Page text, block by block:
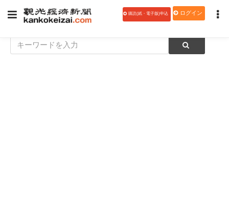
購読(紙・電子版)申込 ログイン